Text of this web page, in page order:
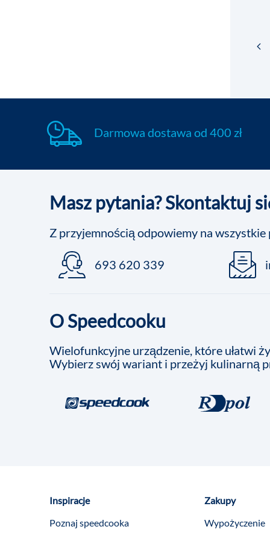
Darmowa dostawa od 400 zł
Masz pytania? Skontaktuj
Z przyjemnością odpowiemy na wszystkie
693 620 339
O Speedcooku
Wielofunkcyjne urządzenie, które ułatwi
Wybierz swój wariant i przeżyj kulinarną
Inspiracje
Poznaj speedcooka
Zakupy
Wypożyczenie